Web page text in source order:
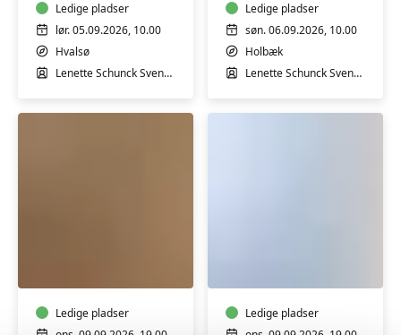
Ledige pladser
lør. 05.09.2026, 10.00
Hvalsø
Lenette Schunck Svendsen
Ledige pladser
søn. 06.09.2026, 10.00
Holbæk
Lenette Schunck Svendsen
Ledige pladser
Ledige pladser